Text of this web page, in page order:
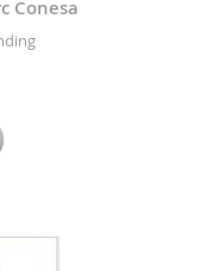
Conesa